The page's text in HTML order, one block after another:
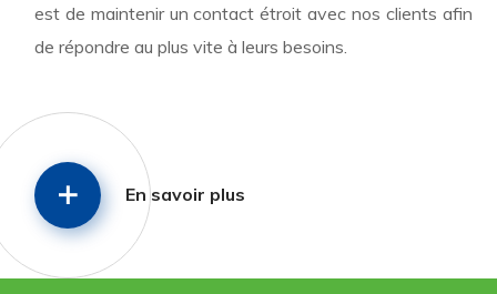
est de maintenir un contact étroit avec nos clients afin
de répondre au plus vite à leurs besoins.
En savoir plus